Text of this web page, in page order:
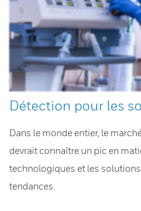
Détection pour les
Dans le monde entier, le
devrait connaître un pic en
technologiques et les
tendances.